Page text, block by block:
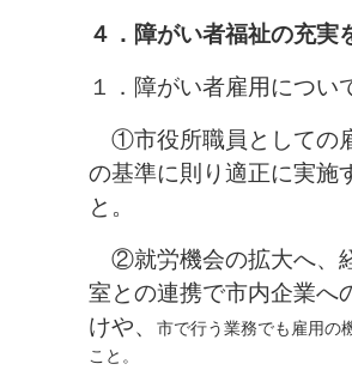
４．障がい者福祉の充実
１．障がい者雇用につい
①市役所職員としての
の基準に則り適正に実施
と。
②就労機会の拡大へ、
室との連携で市内企業へ
けや、
市で行う業務でも雇用の
こと。